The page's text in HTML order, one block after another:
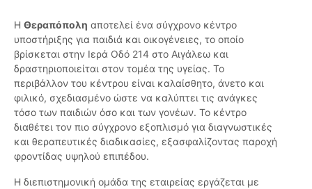
Η Θεραπόπολη αποτελεί ένα σύγχρονο κέντρο
υποστήριξης για παιδιά και οικογένειες, το οποίο
βρίσκεται στην Ιερά Οδό 214 στο Αιγάλεω και
δραστηριοποιείται στον τομέα της υγείας. Το
περιβάλλον του κέντρου είναι καλαίσθητο, άνετο και
φιλικό, σχεδιασμένο ώστε να καλύπτει τις ανάγκες
τόσο των παιδιών όσο και των γονέων. Το κέντρο
διαθέτει τον πιο σύγχρονο εξοπλισμό για διαγνωστικές
και θεραπευτικές διαδικασίες, εξασφαλίζοντας παροχή
φροντίδας υψηλού επιπέδου.
Η διεπιστημονική ομάδα της εταιρείας εργάζεται με